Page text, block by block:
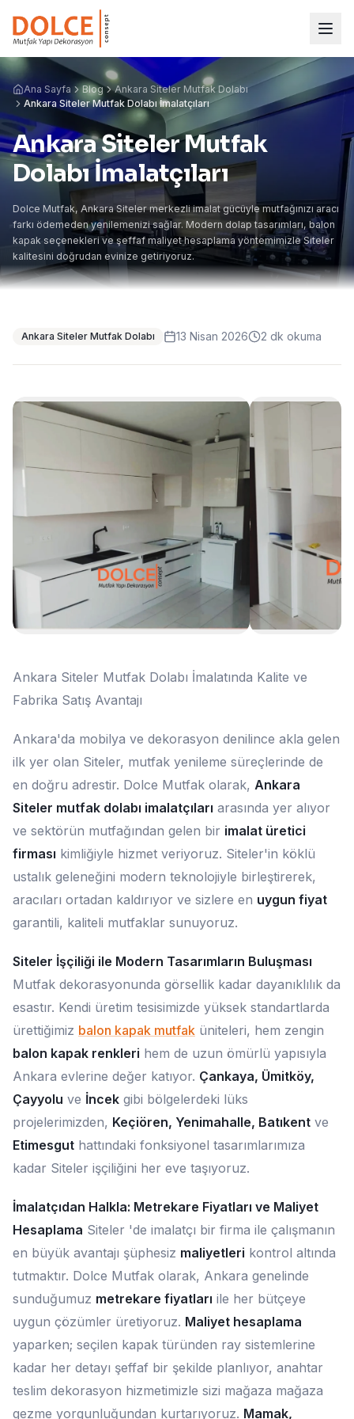
Ana Sayfa Blog
Ankara Siteler Mutfak Dolabı
Ankara Siteler Mutfak Dolabı İmalatçıları
Ankara Siteler Mutfak
Dolabı İmalatçıları
Dolce Mutfak, Ankara Siteler merkezli imalat gücüyle mutfağınızı aracı
farkı ödemeden yenilemenizi sağlar. Modern dolap tasarımları, balon
kapak seçenekleri ve şeffaf maliyet hesaplama yöntemimizle Siteler
kalitesini doğrudan evinize getiriyoruz.
Ankara Siteler Mutfak Dolabı 13 Nisan 2026 2 dk okuma
Ankara Siteler Mutfak Dolabı İmalatında Kalite ve
Fabrika Satış Avantajı
Ankara'da mobilya ve dekorasyon denilince akla gelen
ilk yer olan Siteler, mutfak yenileme süreçlerinde de
en doğru adrestir. Dolce Mutfak olarak, Ankara
Siteler mutfak dolabı imalatçıları arasında yer alıyor
ve sektörün mutfağından gelen bir imalat üretici
firması kimliğiyle hizmet veriyoruz. Siteler'in köklü
ustalık geleneğini modern teknolojiyle birleştirerek,
aracıları ortadan kaldırıyor ve sizlere en uygun fiyat
garantili, kaliteli mutfaklar sunuyoruz.
Siteler İşçiliği ile Modern Tasarımların Buluşması
Mutfak dekorasyonunda görsellik kadar dayanıklılık da
esastır. Kendi üretim tesisimizde yüksek standartlarda
ürettiğimiz balon kapak mutfak üniteleri, hem zengin
balon kapak renkleri hem de uzun ömürlü yapısıyla
Ankara evlerine değer katıyor. Çankaya, Ümitköy,
Çayyolu ve İncek gibi bölgelerdeki lüks
projelerimizden, Keçiören, Yenimahalle, Batıkent ve
Etimesgut hattındaki fonksiyonel tasarımlarımıza
kadar Siteler işçiliğini her eve taşıyoruz.
İmalatçıdan Halkla: Metrekare Fiyatları ve Maliyet
Hesaplama Siteler 'de imalatçı bir firma ile çalışmanın
en büyük avantajı şüphesiz maliyetleri kontrol altında
tutmaktır. Dolce Mutfak olarak, Ankara genelinde
sunduğumuz metrekare fiyatları ile her bütçeye
uygun çözümler üretiyoruz. Maliyet hesaplama
yaparken; seçilen kapak türünden ray sistemlerine
kadar her detayı şeffaf bir şekilde planlıyor, anahtar
teslim dekorasyon hizmetimizle sizi mağaza mağaza
gezme yorgunluğundan kurtarıyoruz. Mamak,